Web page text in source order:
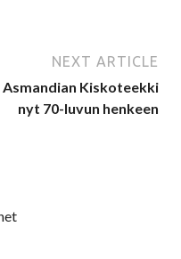
NEXT ARTICLE
Asmandian Kiskoteekki
nyt 70-luvun henkeen